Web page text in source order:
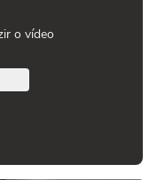
o vídeo